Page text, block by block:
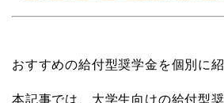
おすすめの給付型奨学金を個別に
本記事では、大学生向けの給付型